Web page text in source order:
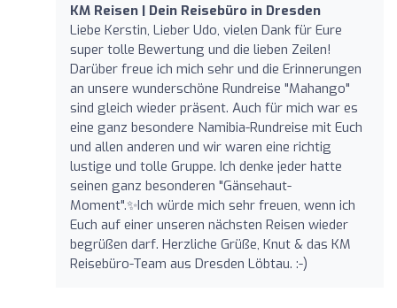
KM Reisen | Dein Reisebüro in Dresden
Liebe Kerstin, Lieber Udo, vielen Dank für Eure
super tolle Bewertung und die lieben Zeilen!
Darüber freue ich mich sehr und die Erinnerungen
an unsere wunderschöne Rundreise "Mahango"
sind gleich wieder präsent. Auch für mich war es
eine ganz besondere Namibia-Rundreise mit Euch
und allen anderen und wir waren eine richtig
lustige und tolle Gruppe. Ich denke jeder hatte
seinen ganz besonderen "Gänsehaut-
Moment".✨️Ich würde mich sehr freuen, wenn ich
Euch auf einer unseren nächsten Reisen wieder
begrüßen darf. Herzliche Grüße, Knut & das KM
Reisebüro-Team aus Dresden Löbtau. :-)